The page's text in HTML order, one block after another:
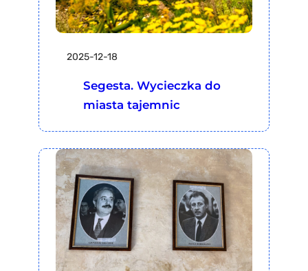
2025-12-18
Segesta. Wycieczka do
miasta tajemnic